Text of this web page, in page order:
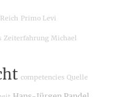
Primo Levi
Zeiterfahrung Michael
competencies Quelle